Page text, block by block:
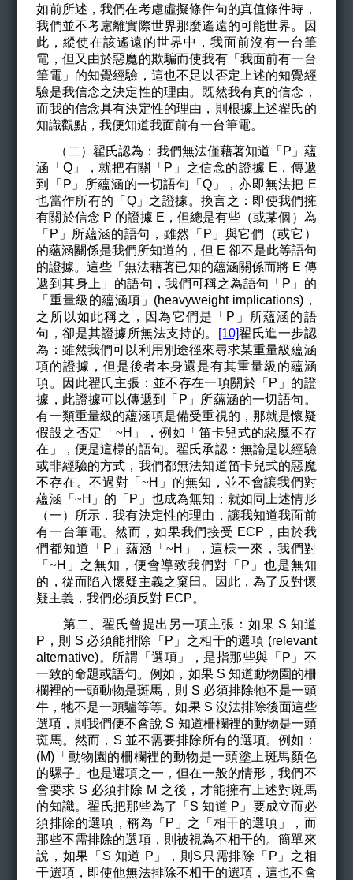
如前所述，我們在考慮虛擬條件句的真值條件時，
我們並不考慮離實際世界那麼遙遠的可能世界。因
此，縱使在該遙遠的世界中，我面前沒有一台筆
電，但又由於惡魔的欺騙而使我有「我面前有一台
筆電」的知覺經驗，這也不足以否定上述的知覺經
驗是我信念之決定性的理由。既然我有真的信念，
而我的信念具有決定性的理由，則根據上述翟氏的
知識觀點，我便知道我面前有一台筆電。
（二）翟氏認為：我們無法僅藉著知道「P」蘊
涵「Q」，就把有關「P」之信念的證據 E，傳遞
到「P」所蘊涵的一切語句「Q」，亦即無法把 E
也當作所有的「Q」之證據。換言之：即使我們擁
有關於信念 P 的證據 E，但總是有些（或某個）為
「P」所蘊涵的語句，雖然「P」與它們（或它）
的蘊涵關係是我們所知道的，但 E 卻不是此等語句
的證據。這些「無法藉著已知的蘊涵關係而將 E 傳
遞到其身上」的語句，我們可稱之為語句「P」的
「重量級的蘊涵項」(heavyweight implications)，
之所以如此稱之，因為它們是「P」所蘊涵的語
句，卻是其證據所無法支持的。
[10]翟氏進一步認
為：雖然我們可以利用別途徑來尋求某重量級蘊涵
項的證據，但是後者本身還是有其重量級的蘊涵
項。因此翟氏主張：並不存在一項關於「P」的證
據，此證據可以傳遞到「P」所蘊涵的一切語句。
有一類重量級的蘊涵項是備受重視的，那就是懷疑
假設之否定「 ~H 」，例如「笛卡兒式的惡魔不存
在」，便是這様的語句。翟氏承認：無論是以經驗
或非經驗的方式，我們都無法知道笛卡兒式的惡魔
不存在。不過對「~H 」的無知，並不會讓我們對
蘊涵「 ~H 」的「P」也成為無知；就如同上述情形
（一）所示，我有決定性的理由，讓我知道我面前
有一台筆電。然而，如果我們接受 ECP，由於我
們都知道「P」蘊涵「 ~H 」，這様一來，我們對
「~H 」之無知，便會導致我們對「P」也是無知
的，從而陷入懷疑主義之窠臼。因此，為了反對懷
疑主義，我們必須反對 ECP。
第二、翟氏曾提出另一項主張：如果 S 知道
P，則 S 必須能排除「P」之相干的選項 (relevant
alternative)。所謂「選項」，是指那些與「P」不
一致的命題或語句。例如，如果 S 知道動物園的柵
欄裡的一頭動物是斑馬，則 S 必須排除牠不是一頭
牛，牠不是一頭驢等等。如果 S 沒法排除後面這些
選項，則我們便不會說 S 知道柵欄裡的動物是一頭
斑馬。然而，S 並不需要排除所有的選項。例如：
(M)「動物園的柵欄裡的動物是一頭塗上斑馬顏色
的騾子」也是選項之一，但在一般的情形，我們不
會要求 S 必須排除 M 之後，才能擁有上述對斑馬
的知識。翟氏把那些為了「S 知道 P」要成立而必
須排除的選項，稱為「P」之「相干的選項」，而
那些不需排除的選項，則被視為不相干的。簡單來
說，如果「S 知道 P」，則S只需排除「P」之相
干選項，即使他無法排除不相干的選項，這也不會